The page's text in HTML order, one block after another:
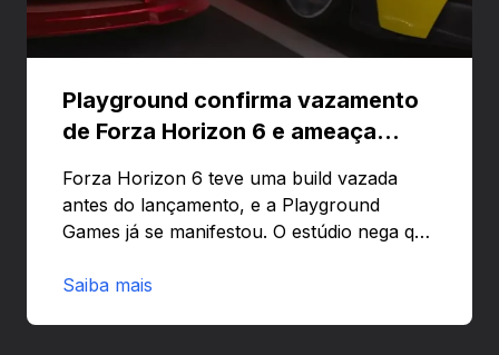
Playground confirma vazamento
de Forza Horizon 6 e ameaça
Forza Horizon 6 teve uma build vazada
antes do lançamento, e a Playground
Games já se manifestou. O estúdio nega que
preload e avisa que quem usar versões não
Saiba mais